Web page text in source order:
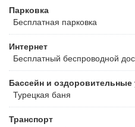
Парковка
Бесплатная парковка
Интернет
Бесплатный беспроводной
Бассейн и оздоровительные
Турецкая баня
Транспорт